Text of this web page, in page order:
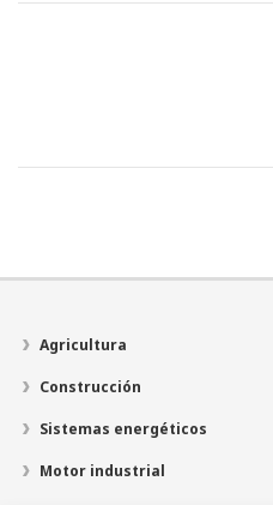
Agricultura
Construcción
Sistemas energéticos
Motor industrial